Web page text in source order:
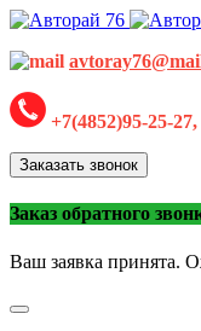
+7(4852)95-25-
Заказать звонок
Заказ обратного
Ваш заявка принята.